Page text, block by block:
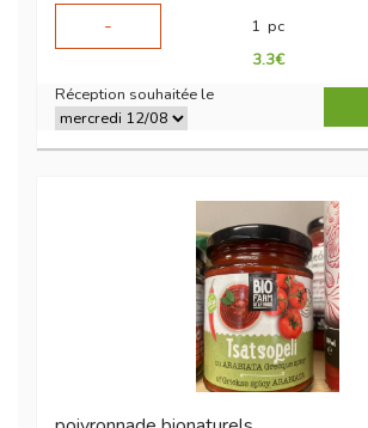
-
1 pc
3.3€
Réception souhaitée le